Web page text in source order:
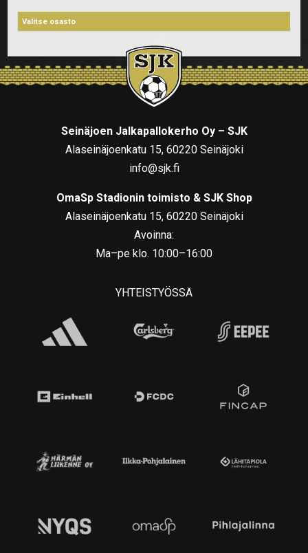
Seinäjoen Jalkapallokerho Oy – SJK
Alaseinäjoenkatu 15, 60220 Seinäjoki
info@sjk.fi
OmaSp Stadionin toimisto & SJK Shop
Alaseinäjoenkatu 15, 60220 Seinäjoki
Avoinna:
Ma–pe klo. 10:00–16:00
YHTEISTYÖSSÄ